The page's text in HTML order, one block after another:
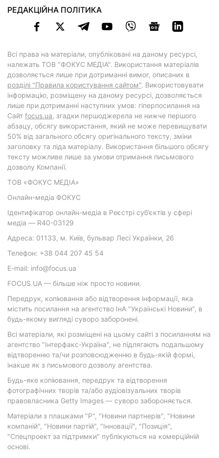
РЕДАКЦІЙНА ПОЛІТИКА
Всі права на матеріали, опубліковані на даному ресурсі,
належать ТОВ "ФОКУС МЕДІА". Використання матеріалів
дозволяється лише при дотриманні вимог, описаних в
розділі "Правила користування сайтом". Використовувати
інформацію, розміщену на даному ресурсі, дозволяється
лише при дотриманні наступних умов: гіперпосилання на
Cайт focus.ua, згадки першоджерела не нижче першого
абзацу, обсягу використання, який не може перевищувати
50% від загального обсягу оригінального тексту, зміни
заголовку та ліда матеріалу. Використання більшого обсягу
тексту можливе лише за умови отримання письмового
дозволу Компанії.
ТОВ «ФОКУС МЕДІА»
Онлайн-медіа ФОКУС
Ідентифікатор онлайн-медіа в Реєстрі суб’єктів у сфері
медіа — R40-03129
Адреса: 01133, м. Київ, бульвар Лесі Українки, 26
Телефон: +38 044 207 45 54
E-mail: info@focus.ua
FOCUS.UA — більше ніж просто новини.
Передрук, копіювання або відтворення інформації, яка
містить посилання на агентство ІнА "Українські Новини", в
будь-якому вигляді суворо заборонені.
Всі матеріали, які розміщені на цьому сайті з посиланням на
агентство "Інтерфакс-Україна", не підлягають подальшому
відтворенню та/чи розповсюдженню в будь-якій формі,
інакше як з письмового дозволу агентства.
Будь-яке копіювання, передрук та відтворення
фотографічних творів та/або аудіовізуальних творів
правовласника Getty Images — суворо забороняється.
Матеріали з плашками "Р", "Новини партнерів", "Новини
компаній", "Новини партій", "Інновації", "Позиція",
"Спецпроект за підтримки" публікуються на комерційній
основі.